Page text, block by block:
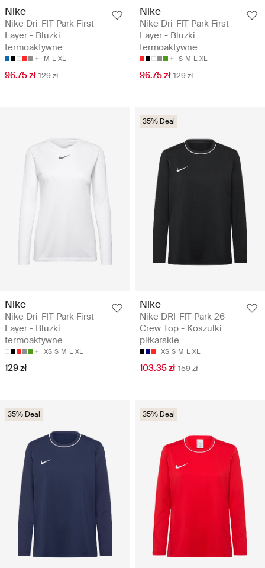
Nike
Nike Dri-FIT Park First
Layer - Bluzki
termoaktywne
M L XL
96.75 zł 129 zł
Nike
Nike Dri-FIT Park First
Layer - Bluzki
termoaktywne
S M L XL
96.75 zł 129 zł
Nike
Nike Dri-FIT Park First
Layer - Bluzki
termoaktywne
XS S M L XL
129 zł
35% Deal
Nike
Nike DRI-FIT Park 26
Crew Top - Koszulki
piłkarskie
XS S M L XL
103.35 zł 159 zł
35% Deal 35% Deal